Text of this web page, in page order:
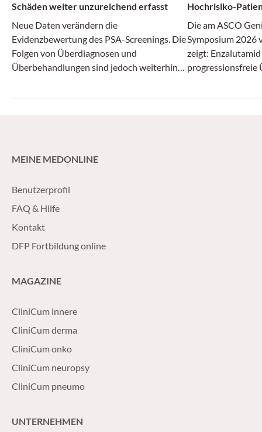
Schäden weiter unzureichend erfasst
Neue Daten verändern die
Evidenzbewertung des PSA-Screenings. Die
Folgen von Überdiagnosen und
Überbehandlungen sind jedoch weiterhin
Abwägung von Nutzen und Schaden
Hochrisiko-
Prostatektomie
Die am ASCO
Symposium 2026
zeigt:
progressionsfreie
Rezidiv
MEINE MEDONLINE
Benutzerprofil
FAQ & Hilfe
Kontakt
DFP Fortbildung online
MAGAZINE
CliniCum innere
CliniCum derma
CliniCum onko
CliniCum neuropsy
CliniCum pneumo
UNTERNEHMEN